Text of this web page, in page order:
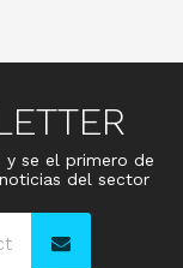
se el primero de
del sector